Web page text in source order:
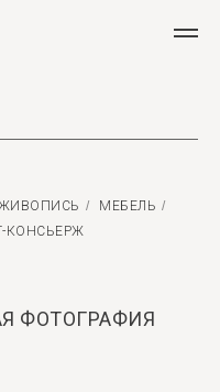
/ МЕБЕЛЬ /
КОНСЬЕРЖ
ФОТОГРАФИЯ